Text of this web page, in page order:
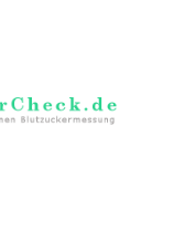
springen